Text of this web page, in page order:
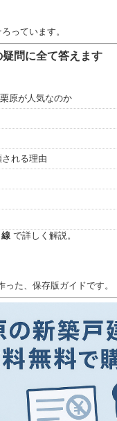
っています。
問に全て答えます
原が人気なのか
れる理由
で詳しく解説。
た、保存版ガイドです。